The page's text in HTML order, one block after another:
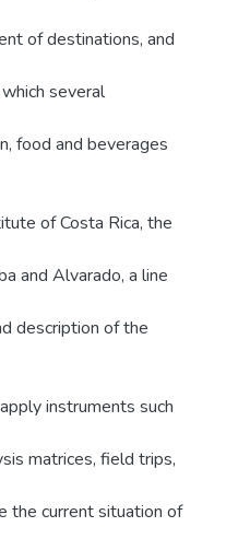
of destinations, and
several
food and beverages
of Costa Rica, the
and Alvarado, a line
description of the
instruments such
matrices, field trips,
the current situation of